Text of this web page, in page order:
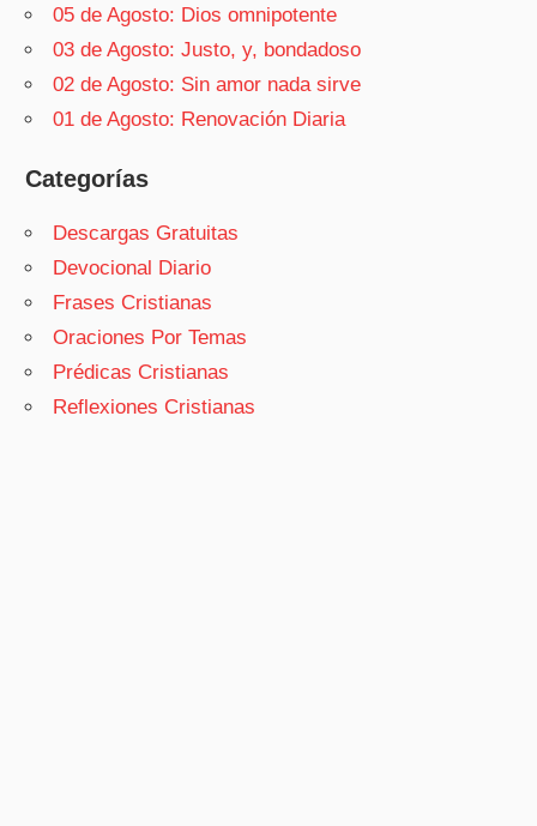
05 de Agosto: Dios omnipotente
03 de Agosto: Justo, y, bondadoso
02 de Agosto: Sin amor nada sirve
01 de Agosto: Renovación Diaria
Categorías
Descargas Gratuitas
Devocional Diario
Frases Cristianas
Oraciones Por Temas
Prédicas Cristianas
Reflexiones Cristianas